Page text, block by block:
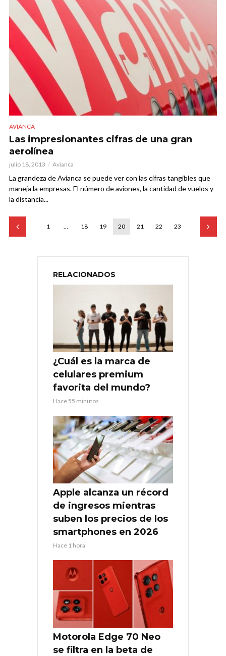
AVIANCA
Las impresionantes cifras de una gran
aerolínea
julio 18, 2013 Avianca
La grandeza de Avianca se puede ver con las cifras tangibles que
maneja la empresas. El número de aviones, la cantidad de vuelos y
la distancia...
1 … 18 19 20 21 22 23
RELACIONADOS
¿Cuál es la marca de
celulares premium
favorita del mundo?
Hace 55 minutos
Apple alcanza un récord
de ingresos mientras
suben los precios de los
smartphones en 2026
Hace 1 hora
Motorola Edge 70 Neo
se filtra en la beta de